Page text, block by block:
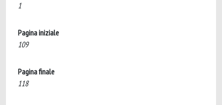
1
Pagina iniziale
109
Pagina finale
118